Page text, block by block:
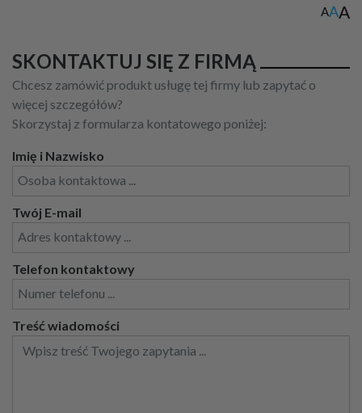
AAA
SKONTAKTUJ SIĘ Z FIRMĄ
Chcesz zamówić produkt usługę tej firmy lub zapytać o
więcej szczegółów?
Skorzystaj z formularza kontatowego poniżej:
Imię i Nazwisko
Twój E-mail
Telefon kontaktowy
Treść wiadomości